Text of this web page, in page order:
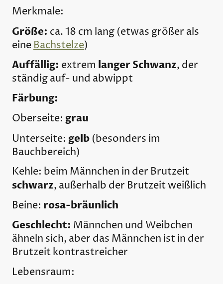
Merkmale:
Größe: ca. 18 cm lang (etwas größer als
eineBachstelze)
Auffällig: extrem langer Schwanz, der
ständig auf- und abwippt
Färbung:
Oberseite: grau
Unterseite: gelb (besonders im
Bauchbereich)
Kehle: beim Männchen in der Brutzeit
schwarz, außerhalb der Brutzeit weißlich
Beine: rosa-bräunlich
Geschlecht: Männchen und Weibchen
ähneln sich, aber das Männchen ist in der
Brutzeit kontrastreicher
Lebensraum: